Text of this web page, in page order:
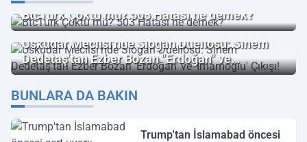
BtcTurk Çöktü mü? 503 Hatası ne demek?
Üsküdar Meclisi'nde Slogan Düellosu: Sinem
Dedetaş'tan Ezber Bozan "Erdoğan" ve
"İmamoğlu" Çıkışı!
BUNLARA DA BAKIN
Trump'tan İslamabad öncesi